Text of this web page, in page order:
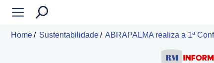
Home Sustentabilidade ABRAPALMA realiza a 1ª